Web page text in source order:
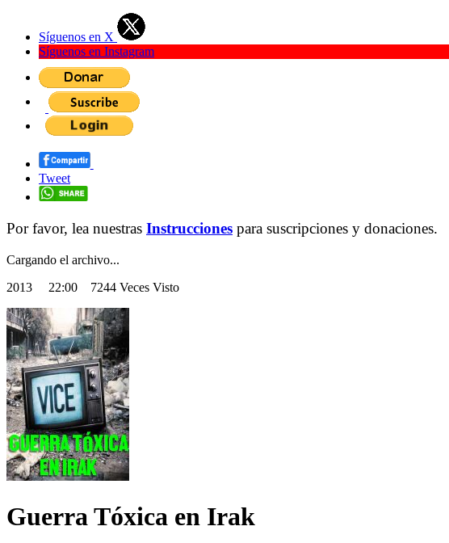
Síguenos en X
Síguenos en Instagram
Tweet
Por favor, lea nuestras Instrucciones para suscripciones y donaciones.
Cargando el archivo...
2013 22:00 7244 Veces Visto
Guerra Tóxica en Irak